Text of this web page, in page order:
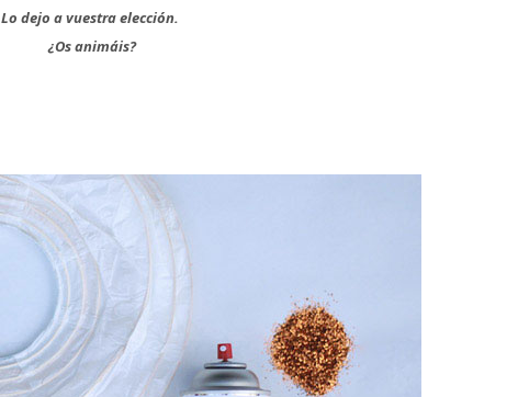
Lo dejo a vuestra elección.
¿Os animáis?